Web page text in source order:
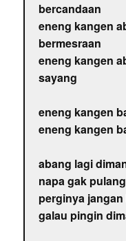
bercandaan
eneng kangen
bermesraan
eneng kangen
sayang
eneng kangen
eneng kangen
abang lagi
napa gak
perginya
galau pingin